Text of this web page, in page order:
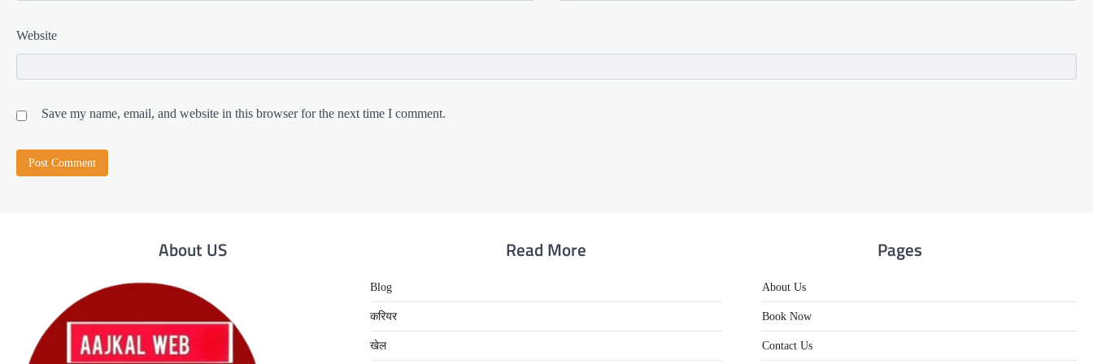
Website
Save my name, email, and website in this browser for the next time I comment.
About US Read More
Blog
करियर
खेल
Pages
About Us
Book Now
Contact Us